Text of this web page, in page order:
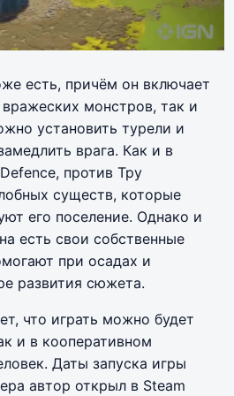
есть, причём он включает
вражеских монстров, так и
установить турели и
врага. Как и в
против Тру
существ, которые
его поселение. Однако и
есть свои собственные
при осадах и
развития сюжета.
что играть можно будет
и в кооперативном
Даты запуска игры
автор открыл в Steam